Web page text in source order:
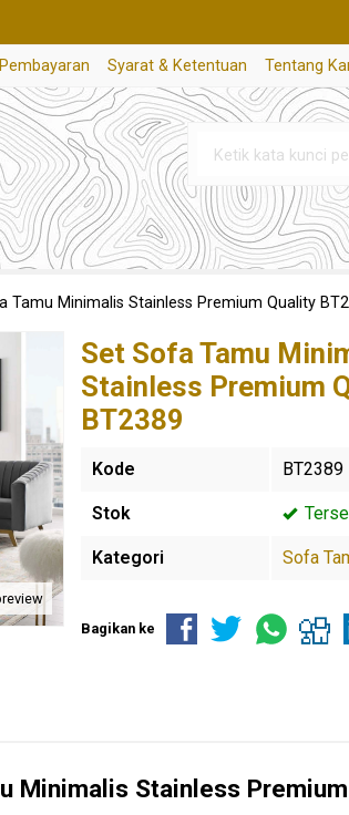
Syarat & Ketentuan Tentang
Tamu Minimalis Stainless Premium Quality
Set Sofa Tamu
Stainless Premium
BT2389
Kode BT2389
Stok
Kategori Sofa
Bagikan ke
MinimalisStainless